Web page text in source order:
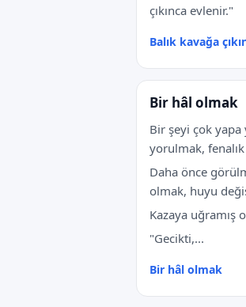
çıkınca evlenir."
Balık kavağa
Bir hâl olmak
Bir şeyi çok yapa
yorulmak,
Daha önce
olmak, huyu
Kazaya uğramış
"Gecikti,...
Bir hâl olmak